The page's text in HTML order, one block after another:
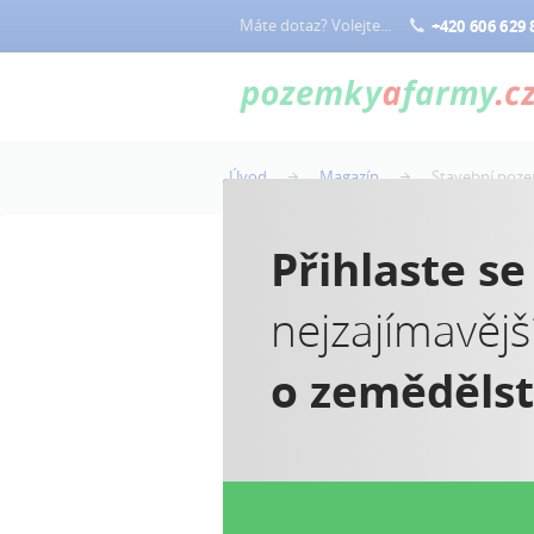
Máte dotaz? Volejte... +420 606 629
Úvod Magazín Stavební
Přihlaste
o